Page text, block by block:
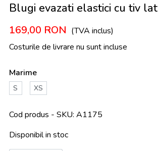
Blugi evazati elastici cu tiv lat
169,00 RON (TVA inclus)
Costurile de livrare nu sunt incluse
Marime
S XS
Cod produs - SKU A1175
Disponibil in stoc